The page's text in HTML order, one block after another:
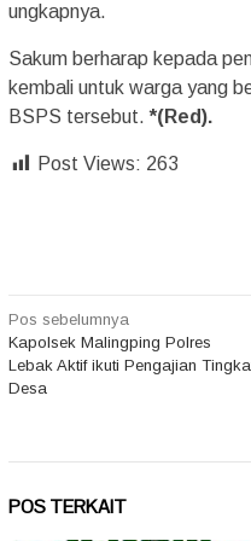
ungkapnya.
Sakum berharap kepada
kembali untuk warga yang
BSPS tersebut.*(Red).
Post Views: 263
Navigasi
pos
Pos sebelumnya
Kapolsek Malingping Polres
Lebak Aktif ikuti Pengajian
Desa
POS TERKAIT